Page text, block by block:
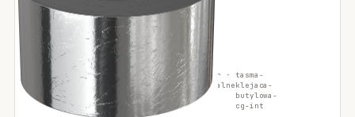
Mocowania uniwersalne
Systemy instalacyjne
Mocowania w pustych przestrzeniach
Mocowania sanitarne
fischer ·
oryginalne
tasma-
klejaca-
butylowa-
cg-int